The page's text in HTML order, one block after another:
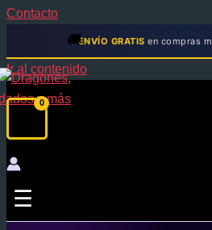
Contacto
🚚ENVÍO GRATIS en compras
Ir al contenido
☰